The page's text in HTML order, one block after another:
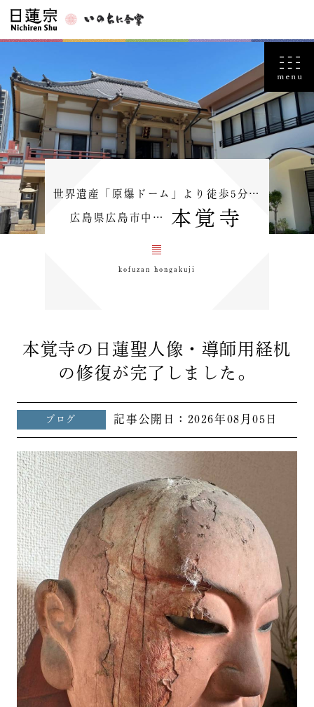
世界遺産「原爆ドーム」より徒歩5分…
広島県広島市中… 本覚寺
kofuzan hongakuji
本覚寺の日蓮聖人像・導師用経机
の修復が完了しました。
ブログ 記事公開日： 2026年08月05日